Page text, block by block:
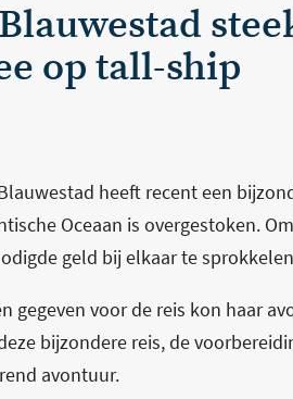
op tall-ship
heeft recent een
Oceaan is overgestoken.
geld bij elkaar te
voor de reis kon haar
bijzondere reis, de
avontuur.